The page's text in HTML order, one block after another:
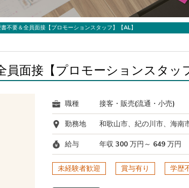
不要＆全員面接【プロモーションスタッフ】【AL】
面接【プロモーションスタッ
職種 接客・販売(流通・小売)
勤務地 和歌山市、紀の川市、海南
給与 年収 300 万円～ 649 万円
未経験者歓迎 賞与有り 学歴